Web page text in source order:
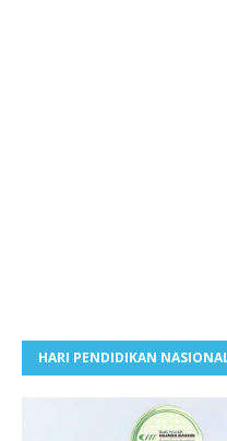
HARI PENDIDIKAN